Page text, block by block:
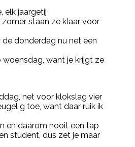
elk jaargetij
staan ze klaar voor
de donderdag nu net een
woensdag, want je krijgt ze
net voor klokslag vier
g toe, want daar ruik ik
en daarom nooit een tap
student, dus zet je maar